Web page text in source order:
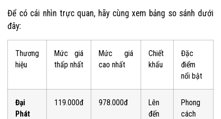
Để có cái nhìn trực quan, hãy cùng xem bảng so sánh dưới
đây:
Thương
hiệu
Mức giá
thấp nhất
Mức giá
cao nhất
Chiết
khấu
Đặc
điểm
nổi bật
Đại
Phát
119.000đ 978.000đ
Lên
đến
Phong
cách